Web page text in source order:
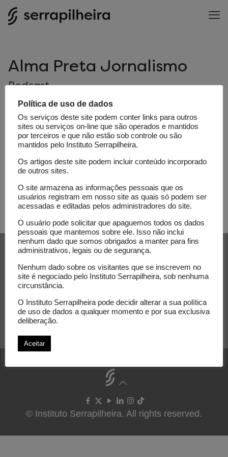
Alma Preta Jornalismo
Podcast
Site
Subscribe to our newsletter
E-mail
© Instituto Serrapilheira. All rights reserved.
Política de uso de dados
Os serviços deste site podem conter links para outros
sites ou serviços on-line que são operados e mantidos
por terceiros e que não estão sob controle ou são
mantidos pelo Instituto Serrapilheira.
Os artigos deste site podem incluir conteúdo incorporado
de outros sites.
O site armazena as informações pessoais que os
usuários registram em nosso site as quais só podem ser
acessadas e editadas pelos administradores do site.
O usuário pode solicitar que apaguemos todos os dados
pessoais que mantemos sobre ele. Isso não inclui
nenhum dado que somos obrigados a manter para fins
administrativos, legais ou de segurança.
Nenhum dado sobre os visitantes que se inscrevem no
site é negociado pelo Instituto Serrapilheira, sob nenhuma
circunstância.
O Instituto Serrapilheira pode decidir alterar a sua política
de uso de dados a qualquer momento e por sua exclusiva
deliberação.
Aceitar